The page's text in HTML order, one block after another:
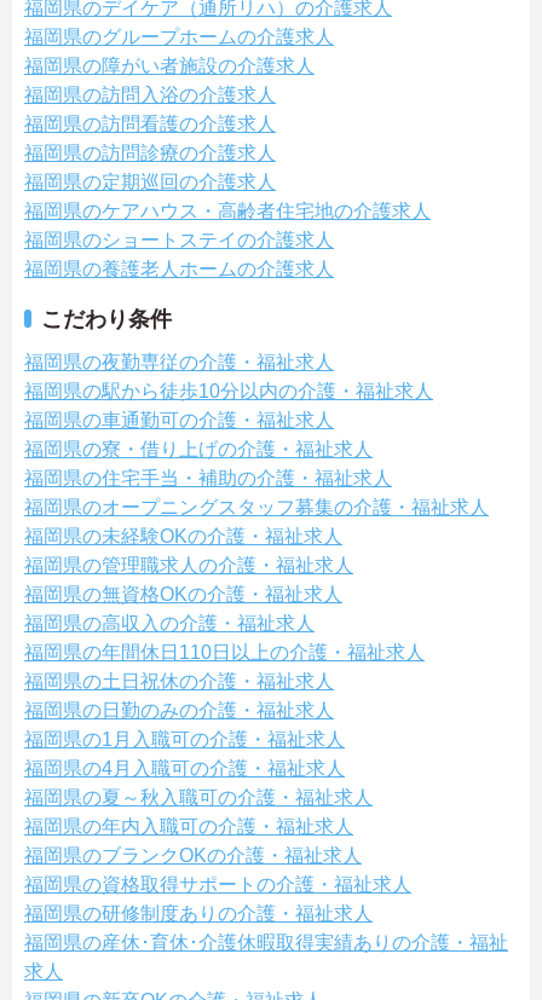
福岡県のデイケア（通所リハ）の介護求人
福岡県のグループホームの介護求人
福岡県の障がい者施設の介護求人
福岡県の訪問入浴の介護求人
福岡県の訪問看護の介護求人
福岡県の訪問診療の介護求人
福岡県の定期巡回の介護求人
福岡県のケアハウス・高齢者住宅地の介護求人
福岡県のショートステイの介護求人
福岡県の養護老人ホームの介護求人
こだわり条件
福岡県の夜勤専従の介護・福祉求人
福岡県の駅から徒歩10分以内の介護・福祉求人
福岡県の車通勤可の介護・福祉求人
福岡県の寮・借り上げの介護・福祉求人
福岡県の住宅手当・補助の介護・福祉求人
福岡県のオープニングスタッフ募集の介護・福祉求人
福岡県の未経験OKの介護・福祉求人
福岡県の管理職求人の介護・福祉求人
福岡県の無資格OKの介護・福祉求人
福岡県の高収入の介護・福祉求人
福岡県の年間休日110日以上の介護・福祉求人
福岡県の土日祝休の介護・福祉求人
福岡県の日勤のみの介護・福祉求人
福岡県の1月入職可の介護・福祉求人
福岡県の4月入職可の介護・福祉求人
福岡県の夏～秋入職可の介護・福祉求人
福岡県の年内入職可の介護・福祉求人
福岡県のブランクOKの介護・福祉求人
福岡県の資格取得サポートの介護・福祉求人
福岡県の研修制度ありの介護・福祉求人
福岡県の産休･育休･介護休暇取得実績ありの介護・福祉
求人